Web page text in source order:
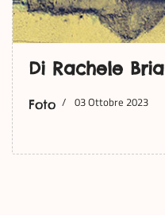
Di Rachele Bria
Foto 03 Ottobre 2023